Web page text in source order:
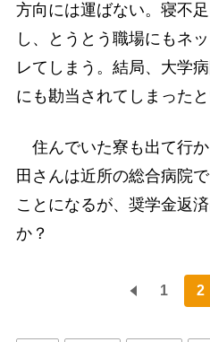
方向には運ばない。寝不
し、とうとう職場にもネ
レてしまう。結局、大学
にも勘当されてしまったと
住んでいた寮も出て行
田さんは近所の総合病院
ことになるが、奨学金返
か？
1 2